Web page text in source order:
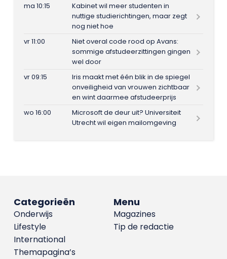
ma 10:15
Kabinet wil meer studenten in
nuttige studierichtingen, maar zegt
nog niet hoe
vr 11:00
Niet overal code rood op Avans:
sommige afstudeerzittingen gingen
wel door
vr 09:15
Iris maakt met één blik in de spiegel
onveiligheid van vrouwen zichtbaar
en wint daarmee afstudeerprijs
wo 16:00
Microsoft de deur uit? Universiteit
Utrecht wil eigen mailomgeving
Menu
Magazines
Tip de redactie
Categorieën
Onderwijs
Lifestyle
International
Themapagina’s